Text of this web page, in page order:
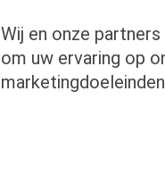
Wij en onze
om uw ervaring op